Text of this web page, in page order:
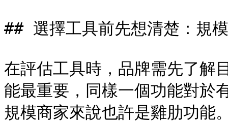
## 選擇工具前先想清楚：規
在評估工具時，品牌需先了解
能最重要，同樣一個功能對於
規模商家來說也許是雞肋功能